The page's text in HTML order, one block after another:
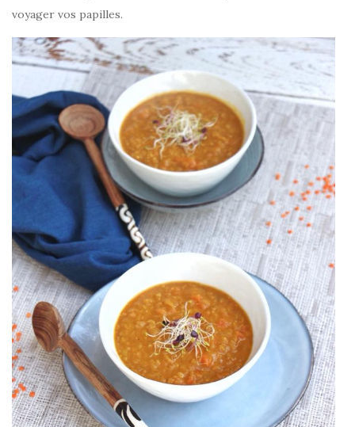
voyager vos papilles.